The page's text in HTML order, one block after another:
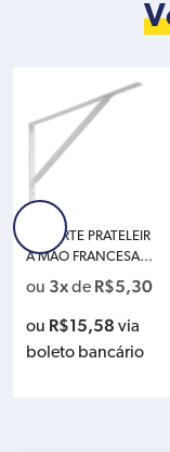
SUPORTE PRATELEIR
A MAO FRANCESA 5
0CM LEVE BRANCA
PRESTO 40704
ou 3xde R$5,30
ou R$15,58 via
boleto bancário